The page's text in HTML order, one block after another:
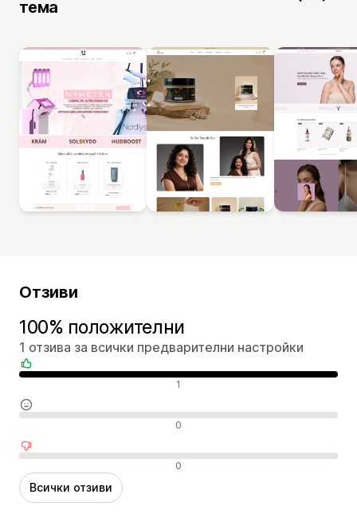
тема
Отзиви
100% положителни
1 отзива за всички предварителни настройки
Положителни отзиви 1
Неутрални отзиви 0
Отрицателни отзиви 0
Всички отзиви